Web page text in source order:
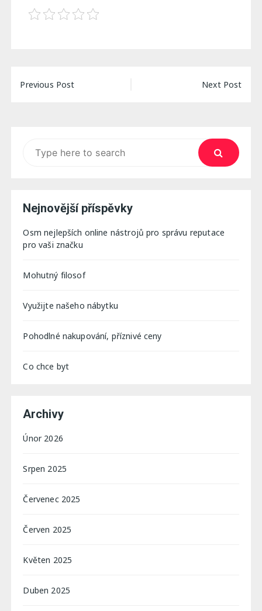
Navigace
Previous Post Next Post
Nejnovější příspěvky
Osm nejlepších online nástrojů pro správu reputace
pro vaši značku
Mohutný filosof
Využijte našeho nábytku
Pohodlné nakupování, příznivé ceny
Co chce byt
Archivy
Únor 2026
Srpen 2025
Červenec 2025
Červen 2025
Květen 2025
Duben 2025